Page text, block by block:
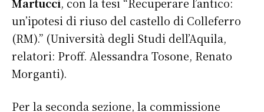
un’ipotesi di riuso del castello di Colleferro
(RM).” (Università degli Studi dell’Aquila,
relatori: Proff. Alessandra Tosone, Renato
Morganti).
Per la seconda sezione, la commissione